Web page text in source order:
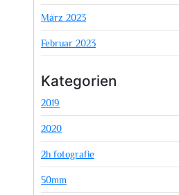
März 2023
Februar 2023
Kategorien
2019
2020
2h fotografie
50mm